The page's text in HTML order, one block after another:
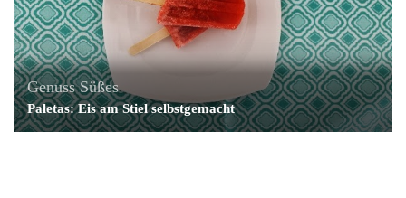
Genuss Süßes
Paletas: Eis am Stiel selbstgemacht